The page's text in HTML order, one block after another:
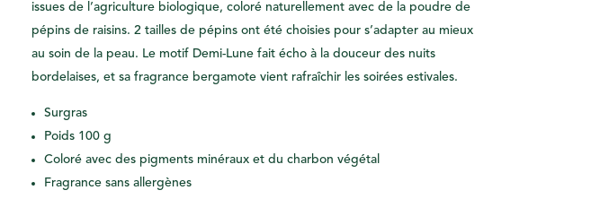
issues de l’agriculture biologique, coloré naturellement avec de la poudre de
pépins de raisins. 2 tailles de pépins ont été choisies pour s’adapter au mieux
au soin de la peau. Le motif Demi-Lune fait écho à la douceur des nuits
bordelaises, et sa fragrance bergamote vient rafraîchir les soirées estivales.
Surgras
Poids 100 g
Coloré avec des pigments minéraux et du charbon végétal
Fragrance sans allergènes